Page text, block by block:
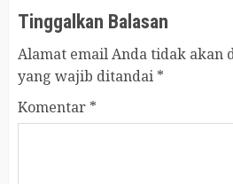
Tinggalkan Balasan
Alamat email Anda tidak akan
yang wajib ditandai *
Komentar *